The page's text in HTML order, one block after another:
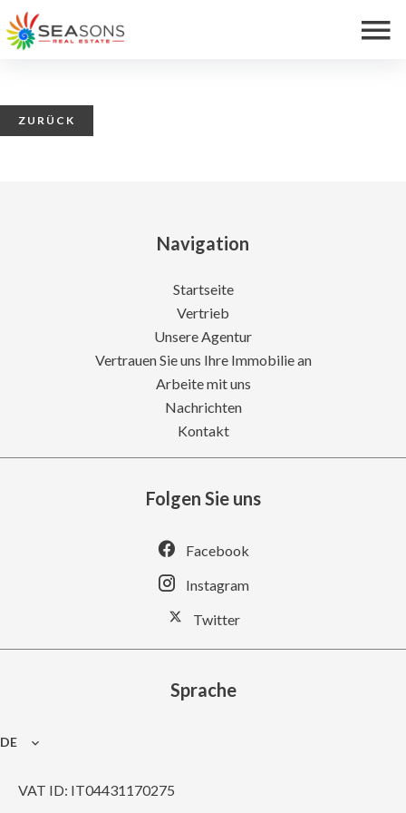
ZURÜCK
Navigation
Startseite
Vertrieb
Unsere Agentur
Vertrauen Sie uns Ihre Immobilie an
Arbeite mit uns
Nachrichten
Kontakt
Folgen Sie uns
Facebook
Instagram
Twitter
Sprache
DE
VAT ID: IT04431170275